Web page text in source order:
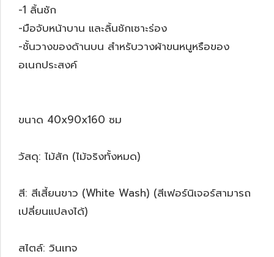
-1 ลิ้นชัก
-มือจับหน้าบาน และลิ้นชักเซาะร่อง
-ชั้นวางของด้านบน สำหรับวางผ้าขนหนูหรือของ
อเนกประสงค์
ขนาด 40x90x160 ซม
วัสดุ: ไม้สัก (ไม้จริงทั้งหมด)
สี: สีเสี้ยนขาว (White Wash) (สีเฟอร์นิเจอร์สามารถ
เปลี่ยนแปลงได้)
สไตล์: วินเทจ